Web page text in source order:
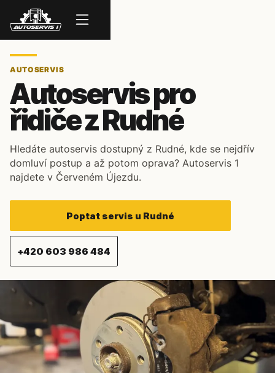
Menu
AUTOSERVIS
Autoservis pro
řidiče z Rudné
Hledáte autoservis dostupný z Rudné, kde se nejdřív
domluví postup a až potom oprava? Autoservis 1
najdete v Červeném Újezdu.
Poptat servis u Rudné
+420 603 986 484